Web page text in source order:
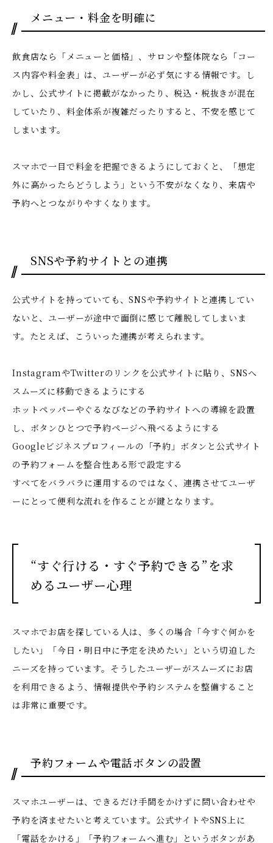
メニュー・料金を明確に
飲食店なら「メニューと価格」、サロンや整体院なら「コー
ス内容や料金表」は、ユーザーが必ず気にする情報です。し
かし、公式サイトに掲載がなかったり、税込・税抜きが混在
していたり、料金体系が複雑だったりすると、不安を感じて
しまいます。
スマホで一目で料金を把握できるようにしておくと、「想定
外に高かったらどうしよう」という不安がなくなり、来店や
予約へとつながりやすくなります。
SNSや予約サイトとの連携
公式サイトを持っていても、SNSや予約サイトと連携してい
ないと、ユーザーが途中で面倒に感じて離脱してしまいま
す。たとえば、こういった連携が考えられます。
InstagramやTwitterのリンクを公式サイトに貼り、SNSへ
スムーズに移動できるようにする
ホットペッパーやぐるなびなどの予約サイトへの導線を設置
し、ボタンひとつで予約ページへ飛べるようにする
Googleビジネスプロフィールの「予約」ボタンと公式サイト
の予約フォームを整合性ある形で設定する
すべてをバラバラに運用するのではなく、連携させてユーザ
ーにとって便利な流れを作ることが鍵となります。
“すぐ行ける・すぐ予約できる”を求
めるユーザー心理
スマホでお店を探している人は、多くの場合「今すぐ何かを
したい」「今日・明日中に予定を決めたい」という切迫した
ニーズを持っています。そうしたユーザーがスムーズにお店
を利用できるよう、情報提供や予約システムを整備すること
は非常に重要です。
予約フォームや電話ボタンの設置
スマホユーザーは、できるだけ手間をかけずに問い合わせや
予約を済ませたいと考えています。公式サイトやSNS上に
「電話をかける」「予約フォームへ進む」というボタンがあ